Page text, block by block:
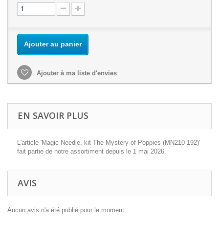
Ajouter au panier
Ajouter à ma liste d'envies
EN SAVOIR PLUS
L'article 'Magic Needle, kit The Mystery of Poppies (MN210-192)'
fait partie de notre assortiment depuis le 1 mai 2026.
AVIS
Aucun avis n'a été publié pour le moment.